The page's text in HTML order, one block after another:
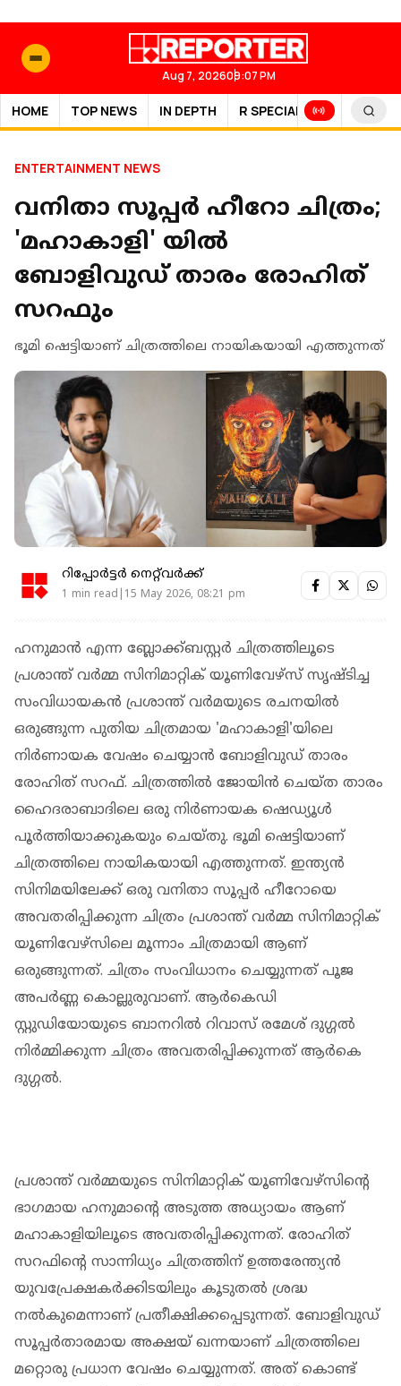
Aug 7, 202609:07 PM
HOME TOP NEWS IN DEPTH R SPECIAL SPORTS
ENTERTAINMENT NEWS
വനിതാ സൂപ്പര്‍ ഹീറോ ചിത്രം;
'മഹാകാളി' യില്‍
ബോളിവുഡ് താരം രോഹിത്
സറഫും
ഭൂമി ഷെട്ടിയാണ് ചിത്രത്തിലെ നായികയായി എത്തുന്നത്
റിപ്പോർട്ടർ നെറ്റ്‌വര്‍ക്ക്‌
1 min read|15 May 2026, 08:21 pm
ഹനുമാന്‍ എന്ന ബ്ലോക്ക്ബസ്റ്റര്‍ ചിത്രത്തിലൂടെ
പ്രശാന്ത് വര്‍മ്മ സിനിമാറ്റിക് യൂണിവേഴ്സ് സൃഷ്ടിച്ച
സംവിധായകന്‍ പ്രശാന്ത് വര്‍മയുടെ രചനയില്‍
ഒരുങ്ങുന്ന പുതിയ ചിത്രമായ 'മഹാകാളി'യിലെ
നിര്‍ണായക വേഷം ചെയ്യാന്‍ ബോളിവുഡ് താരം
രോഹിത് സറഫ്. ചിത്രത്തില്‍ ജോയിന്‍ ചെയ്ത താരം
ഹൈദരാബാദിലെ ഒരു നിര്‍ണായക ഷെഡ്യൂള്‍
പൂര്‍ത്തിയാക്കുകയും ചെയ്തു. ഭൂമി ഷെട്ടിയാണ്
ചിത്രത്തിലെ നായികയായി എത്തുന്നത്. ഇന്ത്യന്‍
സിനിമയിലേക്ക് ഒരു വനിതാ സൂപ്പര്‍ ഹീറോയെ
അവതരിപ്പിക്കുന്ന ചിത്രം പ്രശാന്ത് വര്‍മ്മ സിനിമാറ്റിക്
യൂണിവേഴ്‌സിലെ മൂന്നാം ചിത്രമായി ആണ്
ഒരുങ്ങുന്നത്. ചിത്രം സംവിധാനം ചെയ്യുന്നത് പൂജ
അപര്‍ണ്ണ കൊല്ലുരുവാണ്. ആര്‍കെഡി
സ്റ്റുഡിയോയുടെ ബാനറില്‍ റിവാസ് രമേശ് ദുഗ്ഗല്‍
നിര്‍മ്മിക്കുന്ന ചിത്രം അവതരിപ്പിക്കുന്നത് ആര്‍കെ
ദുഗ്ഗല്‍.
പ്രശാന്ത് വര്‍മ്മയുടെ സിനിമാറ്റിക് യൂണിവേഴ്സിന്റെ
ഭാഗമായ ഹനുമാന്റെ അടുത്ത അധ്യായം ആണ്
മഹാകാളിയിലൂടെ അവതരിപ്പിക്കുന്നത്. രോഹിത്
സറഫിന്റെ സാന്നിധ്യം ചിത്രത്തിന് ഉത്തരേന്ത്യന്‍
യുവപ്രേക്ഷകര്‍ക്കിടയിലും കൂടുതല്‍ ശ്രദ്ധ
നല്‍കുമെന്നാണ് പ്രതീക്ഷിക്കപ്പെടുന്നത്. ബോളിവുഡ്
സൂപ്പര്‍താരമായ അക്ഷയ് ഖന്നയാണ് ചിത്രത്തിലെ
മറ്റൊരു പ്രധാന വേഷം ചെയ്യുന്നത്. അത് കൊണ്ട്